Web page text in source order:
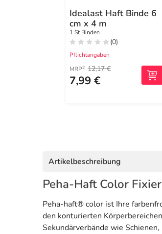
Idealast Haft Binde 6
cm x 4 m
1 St Binden
(0)
Pflichtangaben
MRP2 12,17 €
7,99 €
Artikelbeschreibung
Peha-Haft Color
Peha-haft® color ist Ihre
den konturierten
Sekundärverbände wie